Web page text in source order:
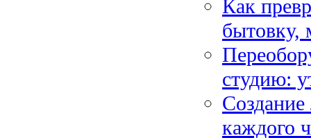
Как
бытовку,
студию:
Создание
каждого